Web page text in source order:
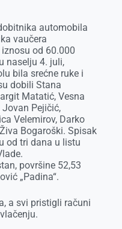
automobila
vaučera
iznosu od 60.000
naselju 4. juli,
bila srećne ruke i
dobili Stana
Matatić, Vesna
Jovan Pejičić,
Velemirov, Darko
Bogaroški. Spisak
od tri dana u listu
površine 52,53
„Padina“.
a svi pristigli računi